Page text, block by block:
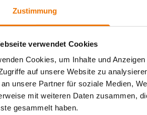
Zustimmung
verwendet Cookies
Cookies, um Inhalte und
auf unsere Website zu
unsere Partner für soziale Medien,
mit weiteren Daten zusammen,
gesammelt haben.
in4 Teile über 5 Tage
Bildungsurlaub nehmen.
an Schweißaufsichtspersonen sowie